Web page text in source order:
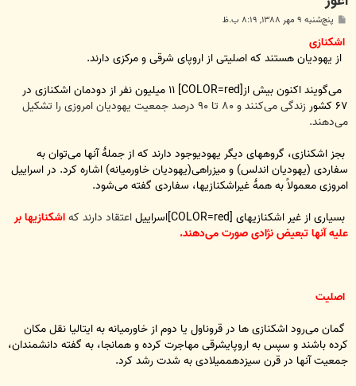
پ
ت
پنج‌شنبه ۹ مهر ۱۳۸۸, ۸:۱۹ ب.ظ
اشکنازی
از یهودیان هستند که اصلیتی از اروپای شرقی و مرکزی دارند.
می‌گویند اکنون بیش از[COLOR=red] ۱۱ میلیون نفر از دودمان اشکنازی در
۶۷ کشور
زندگی می‌کنند و ۸۰ تا ۹۰ درصد جمعیت یهودیان امروزی را تشکیل
می‌دهند.
بجز اشکنازی، گروههای دیگر یهودیوجود دارند که از جملهٔ آنها می‌توان به
سفاردی (یهودیان اندلس) و میزراهی(یهودیان خاورمیانه) اشاره کرد. در اسراییل
امروزی معمولاً به همهٔ غیراشکنازیها، سفاردی گفته می‌شود.
بسیاری از غیر اشکنازیهای [COLOR=red]اسراییل
اعتقاد دارند کهاشکنازیها بر
علیه آنها تبعیض نژادی صورت می‌دهند.
اصلیت
گمان می‌رود اشکنازی ها در قروناول یا دوم از خاورمیانه به ایتالیا نقل مکان
کرده باشند و سپس به اروپایشرقی مهاجرت کرده و همانجا، به گفته دانشمندان،
جمعیت آنها در قرن سیزدهممیلادی به شدت رشد کرد.